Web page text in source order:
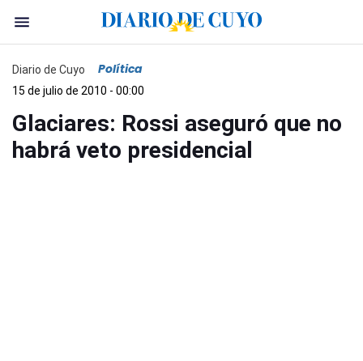
Diario de Cuyo Política
15 de julio de 2010 - 00:00
Glaciares: Rossi aseguró que no
habrá veto presidencial